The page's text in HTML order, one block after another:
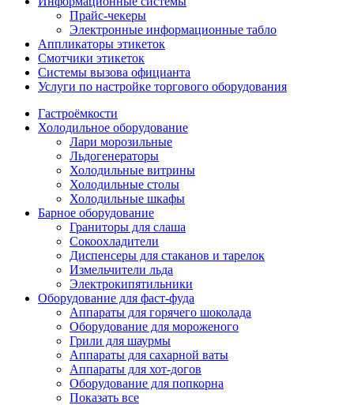
Прайс-чекеры
Электронные информационные табло
Аппликаторы этикеток
Смотчики этикеток
Системы вызова официанта
Услуги по настройке торгового оборудования
Гастроёмкости
Холодильное оборудование
Лари морозильные
Льдогенераторы
Холодильные витрины
Холодильные столы
Холодильные шкафы
Барное оборудование
Граниторы для слаша
Сокоохладители
Диспенсеры для стаканов и тарелок
Измельчители льда
Электрокипятильники
Оборудование для фаст-фуда
Аппараты для горячего шоколада
Оборудование для мороженого
Грили для шаурмы
Аппараты для сахарной ваты
Аппараты для хот-догов
Оборудование для попкорна
Показать все